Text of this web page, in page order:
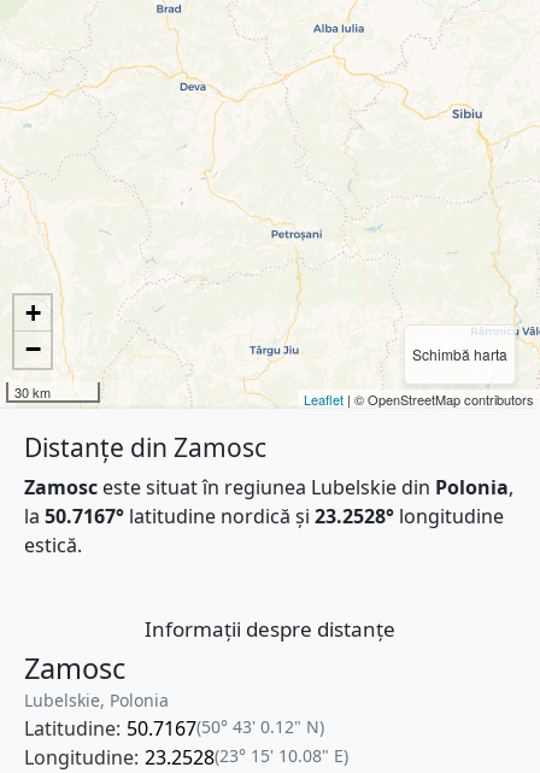
Schimbă harta
+
−
30 km Leaflet | © OpenStreetMap contributors
Distanțe din Zamosc
Zamosc este situat în regiunea Lubelskie din Polonia,
la 50.7167° latitudine nordică și 23.2528° longitudine
estică.
Informații despre distanțe
Zamosc
Lubelskie, Polonia
Latitudine: 50.7167(50° 43' 0.12" N)
Longitudine: 23.2528(23° 15' 10.08" E)